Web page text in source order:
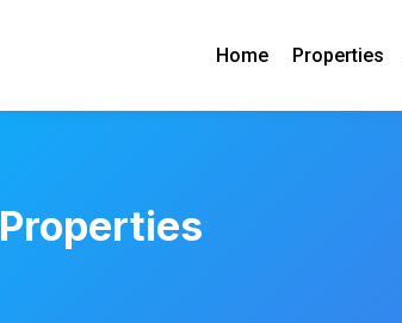
Home Properties
Properties